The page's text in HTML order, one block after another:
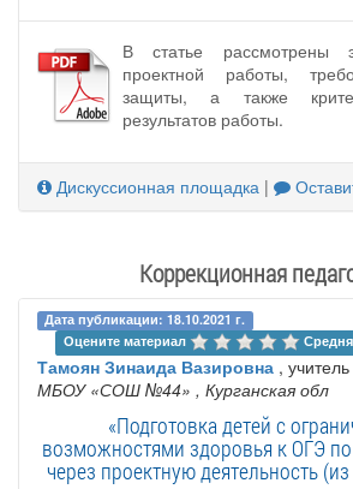
В статье рассмотрены
проектной работы,
защиты, а также
результатов работы.
Дискуссионная площадка |
Коррекционная
Дата публикации: 18.10.2021 г.
Оцените материал
Тамоян Зинаида Вазировна , учитель
МБОУ «СОШ №44» , Курганская обл
«Подготовка детей с
возможностями здоровья к ОГЭ
через проектную деятельность